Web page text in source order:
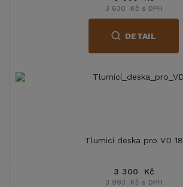
3 630 Kč s DPH
DETAIL
Tlumicí deska pro VD 18
3 300 Kč
3 993 Kč s DPH